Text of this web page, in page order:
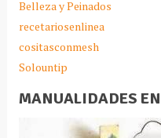
Belleza y Peinados
recetariosenlinea
cositasconmesh
Solountip
MANUALIDADES